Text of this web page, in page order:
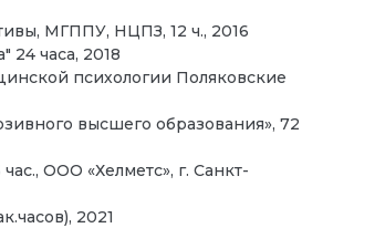
МГППУ, НЦПЗ, 12 ч., 2016
24 часа, 2018
психологии Поляковские
высшего образования», 72
ООО «Хелметс», г. Санкт-
2021